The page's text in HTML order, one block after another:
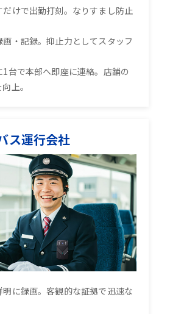
だけで出勤打刻。なりすまし防止
・記録。抑止力としてスタッフ
台で本部へ即座に連絡。店舗の
上。
ス運行会社
明に録画。客観的な証拠で迅速な